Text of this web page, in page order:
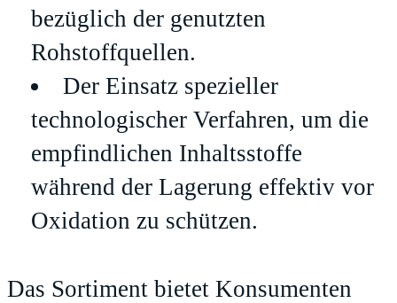
bezüglich der genutzten
Rohstoffquellen.
Der Einsatz spezieller
technologischer Verfahren, um die
empfindlichen Inhaltsstoffe
während der Lagerung effektiv vor
Oxidation zu schützen.
Das Sortiment bietet Konsumenten